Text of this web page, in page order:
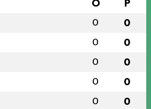
O P
0 0
0 0
0 0
0 0
0 0